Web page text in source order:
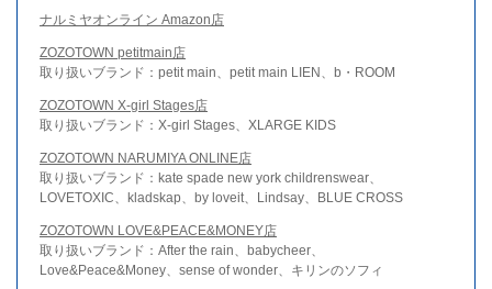
ナルミヤオンライン Amazon店
ZOZOTOWN petitmain店
取り扱いブランド：petit main、petit main LIEN、b・ROOM
ZOZOTOWN X-girl Stages店
取り扱いブランド：X-girl Stages、XLARGE KIDS
ZOZOTOWN NARUMIYA ONLINE店
取り扱いブランド：kate spade new york childrenswear、
LOVETOXIC、kladskap、by loveit、Lindsay、BLUE CROSS
ZOZOTOWN LOVE&PEACE&MONEY店
取り扱いブランド：After the rain、babycheer、
Love&Peace&Money、sense of wonder、キリンのソフィ